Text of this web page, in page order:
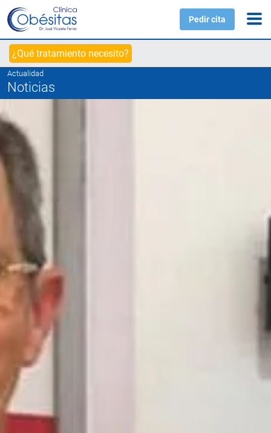
Pedir cita
¿Qué tratamiento necesito?
Actualidad
Noticias